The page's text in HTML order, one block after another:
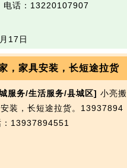
电话：13220107907
17日
，家具安装，长短途拉货
服务/生活服务/县城区] 小亮搬
装，长短途拉货。13937894
：13937894551